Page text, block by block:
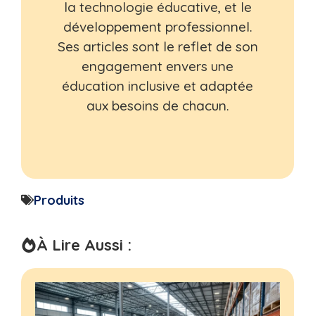
la technologie éducative, et le
développement professionnel.
Ses articles sont le reflet de son
engagement envers une
éducation inclusive et adaptée
aux besoins de chacun.
Produits
À Lire Aussi :